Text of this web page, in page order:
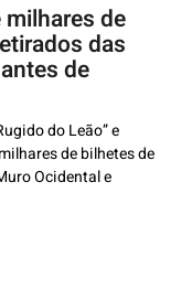
milhares de
das
de
do Leão” e
de bilhetes de
Ocidental e